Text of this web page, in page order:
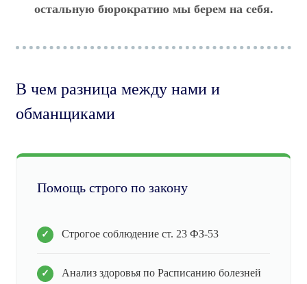
остальную бюрократию мы берем на себя.
В чем разница между нами и
обманщиками
Помощь строго по закону
Строгое соблюдение ст. 23 ФЗ-53
Анализ здоровья по Расписанию болезней